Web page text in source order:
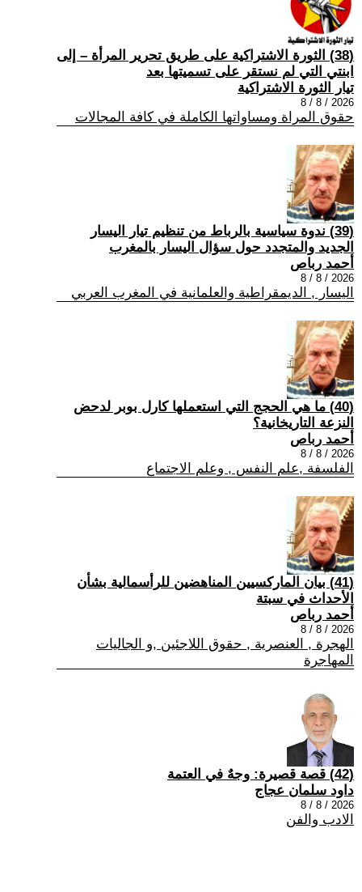
(38) الثورة الاشتراكية على طريق تحرير المرأة – إلى
ابنتي التي لم نستقر على تسميتها بعد
تيار الثورة الاشتراكية
2026 / 8 / 8
حقوق المراة ومساواتها الكاملة في كافة المجالات
(39) ندوة سياسية بالرباط من تنظيم تيار اليسار
الجديد والمتجدد حول سؤال اليسار بالمغرب
أحمد رباص
2026 / 8 / 8
اليسار , الديمقراطية والعلمانية في المغرب العربي
(40) ما هي الحجج التي استعملها كارل بوبر لدحض
النزعة التاريخانية؟
أحمد رباص
2026 / 8 / 8
الفلسفة ,علم النفس , وعلم الاجتماع
(41) بيان الماركسيين المناهضين للرأسمالية بشأن
الأحداث في سبتة
أحمد رباص
2026 / 8 / 8
الهجرة , العنصرية , حقوق اللاجئين ,و الجاليات
المهاجرة
(42) قصة قصيرة: وجهٌ في العتمة
داود سلمان عجاج
2026 / 8 / 8
الادب والفن